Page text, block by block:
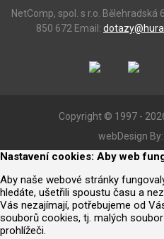
NetComp, spol. s r.o. Bělehradská
850 672 Email:
Copyright © 1997 -
webDesign By:
Nastavení cookies: Aby web
Aby naše webové stránky
hledáte, ušetřili spoustu času a
Vás nezajímají, potřebujeme od
souborů cookies, tj. malých
prohlížeči.